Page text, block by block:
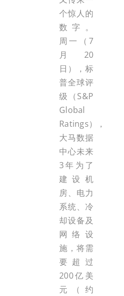
个惊人的
数字。
周一（7
月20
日），标
普全球评
级（S&P
Global
Ratings），
大马数据
中心未来
3年为了
建设机
房、电力
系统、冷
却设备及
网络设
施，将需
要超过
200亿美
元（约